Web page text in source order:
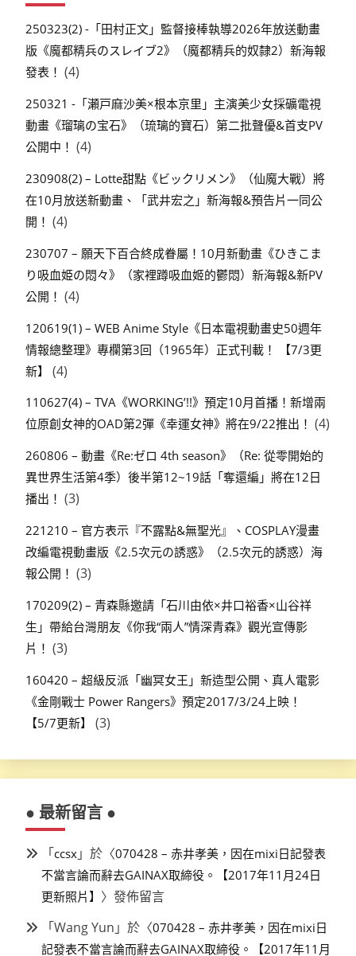
250323(2) -「田村正文」監督接棒執導2026年放送動畫
版《魔都精兵のスレイブ2》（魔都精兵的奴隸2）新海報
發表！ (4)
250321 -「瀬戸麻沙美×根本京里」主演美少女採礦電視
動畫《瑠璃の宝石》（琉璃的寶石）第二批聲優&首支PV
公開中！ (4)
230908(2) – Lotte甜點《ビックリメン》（仙魔大戰）將
在10月放送新動畫、「武井宏之」新海報&預告片一同公
開！ (4)
230707 – 願天下百合終成眷屬！10月新動畫《ひきこま
り吸血姫の悶々》（家裡蹲吸血姬的鬱悶）新海報&新PV
公開！ (4)
120619(1) – WEB Anime Style《日本電視動畫史50週年
情報總整理》專欄第3回（1965年）正式刊載！ 【7/3更
新】
(4)
110627(4) – TVA《WORKING’!!》預定10月首播！新增兩
位原創女神的OAD第2彈《幸運女神》將在9/22推出！ (4)
260806 – 動畫《Re:ゼロ 4th season》（Re: 從零開始的
異世界生活第4季）後半第12~19話「奪還編」將在12日
播出！ (3)
221210 – 官方表示『不露點&無聖光』、COSPLAY漫畫
改編電視動畫版《2.5次元の誘惑》（2.5次元的誘惑）海
報公開！ (3)
170209(2) – 青森縣邀請「石川由依×井口裕香×山谷祥
生」帶給台灣朋友《你我“兩人”情深青森》觀光宣傳影
片！ (3)
160420 – 超級反派「幽冥女王」新造型公開、真人電影
《金剛戰士 Power Rangers》預定2017/3/24上映！
【5/7更新】
(3)
● 最新留言 ●
「ccsx 」於〈070428 – 赤井孝美，因在mixi日記發表
不當言論而辭去GAINAX取締役。【2017年11月24日
更新照片】 〉發佈留言
「Wang Yun 」於〈070428 – 赤井孝美，因在mixi日
記發表不當言論而辭去GAINAX取締役。【2017年11月